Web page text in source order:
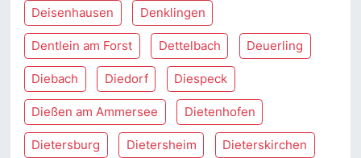
Deisenhausen Denklingen
Dentlein am Forst Dettelbach Deuerling
Diebach Diedorf Diespeck
Dießen am Ammersee Dietenhofen
Dietersburg Dietersheim Dieterskirchen